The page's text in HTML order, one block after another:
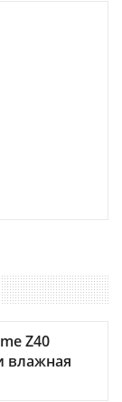
Z40
влажная